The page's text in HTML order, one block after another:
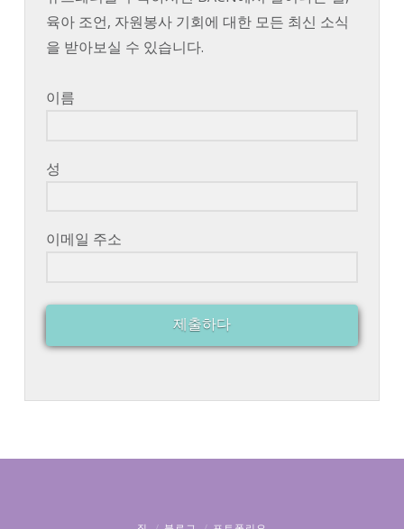
육아 조언, 자원봉사 기회에 대한 모든 최신 소식
을 받아보실 수 있습니다.
이름
성
이메일 주소
제출하다